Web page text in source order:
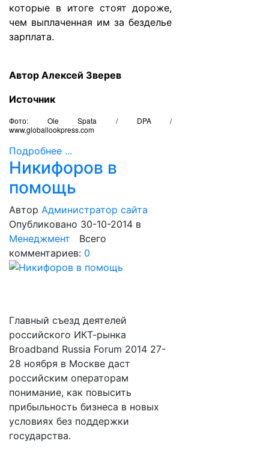
которые в итоге стоят дороже,
чем выплаченная им за безделье
зарплата.
Автор Алексей Зверев
Источник
Фото: Ole Spata / DPA /
www.globallookpress.com
Подробнее ...
Никифоров в
помощь
Автор Администратор сайта
Опубликовано 30-10-2014 в
Менеджмент Всего
комментариев: 0
Главный съезд деятелей
российского ИКТ-рынка
Broadband Russia Forum 2014 27-
28 ноября в Москве даст
российским операторам
понимание, как повысить
прибыльность бизнеса в новых
условиях без поддержки
государства.